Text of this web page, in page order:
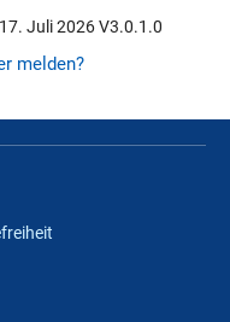
Juli 2026 V3.0.1.0
melden?